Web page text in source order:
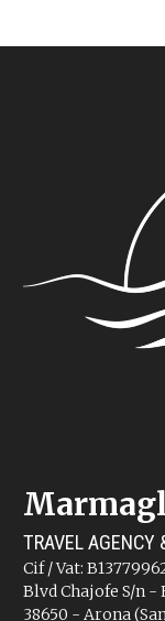
TRAVEL AGENCY
Cif / Vat:
Blvd Chajofe S/n -
38650 - Arona